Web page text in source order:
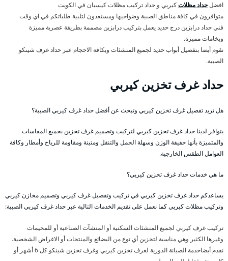
افضلحداد مظلاتكيربي و حداد تركيب مظلات كيسبان في الكويت
متوافرون في كافة مناطق الصبية وضواحيها ومستعدون لتلبية طلباتكم في اي وقت
فني حداد درابزين درج حديد يعمل بتركيب درابزين مصممة بطريقة عصرية مميزة
وبخامات مميزة.
نقوم أيضا بتفصيل أبواب حديد لجميع المنشئات وبكافة الاحجام عبر حداد غرف شينكو
الصبية.
حداد غرف تخزين كيربي
هل تريد تفصيل غرف تخزين كيربي وتبحث عن أفضل حداد غرف كيربي الصبية؟
يتوافر لدينا حداد غرف تخزين كيربي لتركيب وتصميم غرف تخزين بجميع المقاسات
والمتميزة بأنها خفيفة الوزن وسهلة الحمل والتنقل ومتينة ومقاومة للرياح وأمطار وكافة
العوامل الطقس الخارجية.
ما هي خدمات حداد غرف تخزين كيربي؟
يساعدكم حداد غرف تخزين كيربي في تركيب وتفصيل غرف كيربي وتصميم مخازن كيربي
وتركيب مظلات كيربي كما نعمل على تقديم الخدمات التالية عبر حداد غرف كيربي الصبية:
تركيب غرف كيربي لجميع المنشئات السكنية أو المنشآت الصناعية أو للمخيمات
وغيرها الكثير وهي مناسبة لتخزين أي نوع من البضائع والمنتجات أو الاغراض الشخصية.
نقدم أيضاخدمة الصيانة الدورية لغرف تخزين كيربي وغرف تخزين شينكو كل 6 أشهر أو